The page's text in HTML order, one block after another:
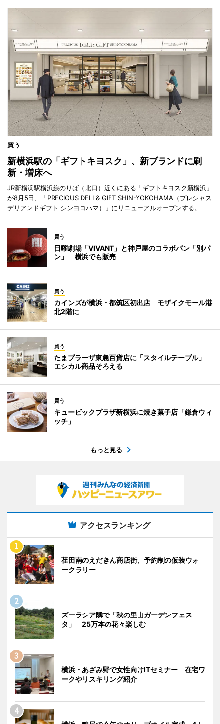
買う
新横浜駅の「ギフトキヨスク」、新ブランドに刷
新・増床へ
JR新横浜駅横浜線のりば（北口）近くにある「ギフトキヨスク新横浜」
が8月5日、「PRECIOUS DELI & GIFT SHIN-YOKOHAMA（プレシャス
デリアンドギフト シンヨコハマ）」にリニューアルオープンする。
買う
日曜劇場「VIVANT」と神戸屋のコラボパン「別パ
ン」 横浜でも販売
買う
カインズが横浜・都筑区初出店 モザイクモール港
北2階に
買う
たまプラーザ東急百貨店に「スタイルテーブル」
エシカル商品そろえる
買う
キュービックプラザ新横浜に焼き菓子店「鎌倉ウィ
ッチ」
もっと見る
アクセスランキング
荏田南のえだきん商店街、予約制の仮装ウォ
ークラリー
ズーラシア隣で「秋の里山ガーデンフェス
タ」 25万本の花々楽しむ
横浜・あざみ野で女性向けITセミナー 在宅ワ
ークやリスキリング紹介